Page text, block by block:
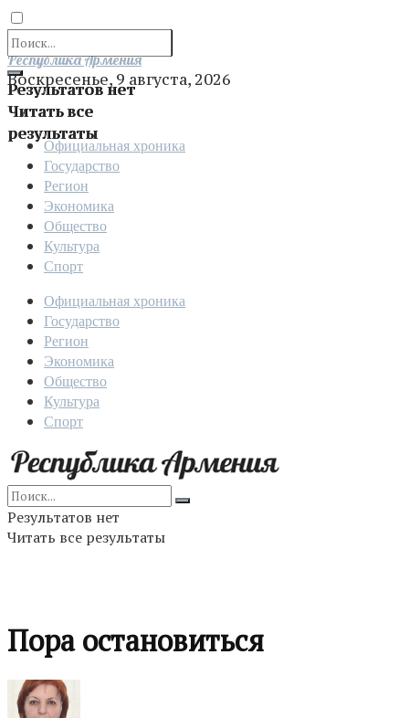
Результатов нет
Читать все
результаты
Отправить
Республика Армения
Воскресенье, 9 августа, 2026
Официальная хроника
Государство
Регион
Экономика
Общество
Культура
Спорт
Официальная хроника
Государство
Регион
Экономика
Общество
Культура
Спорт
Результатов нет
Читать все результаты
Пора остановиться